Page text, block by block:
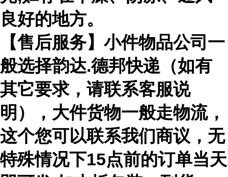
良好的地方。
【售后服务】小件物品公司一
般选择韵达.德邦快递（如有
其它要求，请联系客服说
明），大件货物一般走物流，
这个您可以联系我们商议，无
特殊情况下15点前的订单当天